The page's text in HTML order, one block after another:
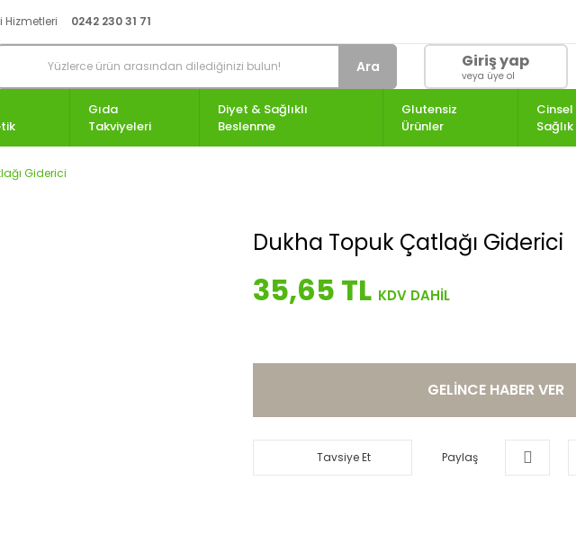
Hizmetleri 0242 230 31 71
Ara Giriş yap
veya üye ol
Gıda
Takviyeleri
Diyet & Sağlıklı
Beslenme
Glutensiz
Ürünler
Cinsel
Sağlık
Giderici
Dukha Topuk Çatlağı Giderici
35,65 TL
GELİNCE HABER VER
Tavsiye Et Paylaş